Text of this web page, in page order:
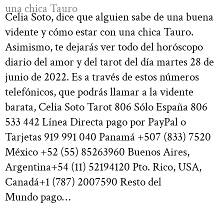
una chica Tauro
Celia Soto, dice que alguien sabe de una buena
vidente y cómo estar con una chica Tauro.
Asimismo, te dejarás ver todo del horóscopo
diario del amor y del tarot del día martes 28 de
junio de 2022. Es a través de estos números
telefónicos, que podrás llamar a la vidente
barata, Celia Soto Tarot 806 Sólo España 806
533 442 Línea Directa pago por PayPal o
Tarjetas 919 991 040 Panamá +507 (833) 7520
México +52 (55) 85263960 Buenos Aires,
Argentina+54 (11) 52194120 Pto. Rico, USA,
Canadá+1 (787) 2007590 Resto del
Mundo pago…